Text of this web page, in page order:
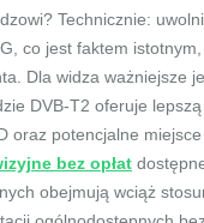
Technicznie:
co jest faktem
Dla widza ważniejsze
DVB-T2 oferuje
oraz potencjalne miejsce
bez opłat
obejmują wciąż